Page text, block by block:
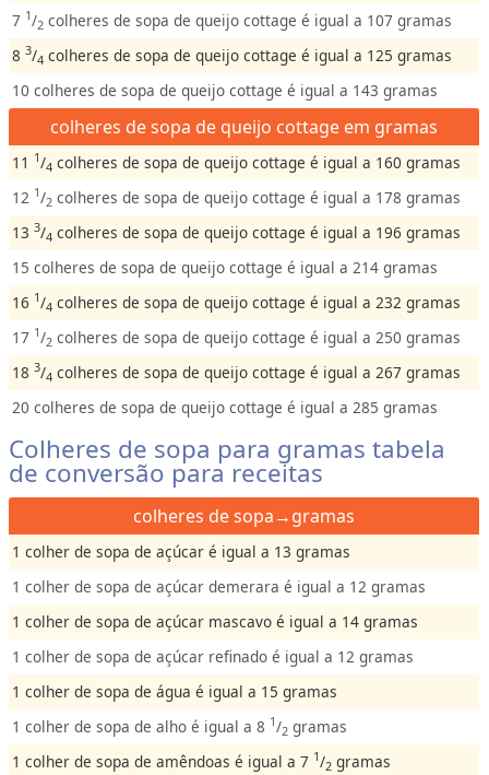
7 1/2colheres de sopa de queijo cottage é igual a 107 gramas
8 3/4 colheres de sopa de queijo cottage é igual a 125 gramas
10 colheres de sopa de queijo cottage é igual a 143 gramas
colheres de sopa de queijo cottage em gramas
11 1/4 colheres de sopa de queijo cottage é igual a 160 gramas
12 1/2colheres de sopa de queijo cottage é igual a 178 gramas
13 3/4 colheres de sopa de queijo cottage é igual a 196 gramas
15 colheres de sopa de queijo cottage é igual a 214 gramas
16 1/4 colheres de sopa de queijo cottage é igual a 232 gramas
17 1/2colheres de sopa de queijo cottage é igual a 250 gramas
18 3/4 colheres de sopa de queijo cottage é igual a 267 gramas
20 colheres de sopa de queijo cottage é igual a 285 gramas
Colheres de sopa para gramas tabela
de conversão para receitas
colheres de sopa→gramas
1 colher de sopa de açúcar é igual a 13 gramas
1 colher de sopa de açúcar demerara é igual a 12 gramas
1 colher de sopa de açúcar mascavo é igual a 14 gramas
1 colher de sopa de açúcar refinado é igual a 12 gramas
1 colher de sopa de água é igual a 15 gramas
1 colher de sopa de alho é igual a 8 1/2gramas
1 colher de sopa de amêndoas é igual a 7 1/2gramas